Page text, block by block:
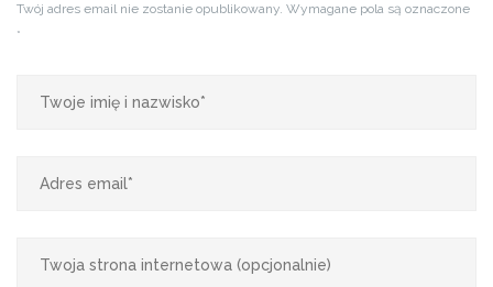
Twój adres email nie zostanie opublikowany. Wymagane pola są oznaczone
*